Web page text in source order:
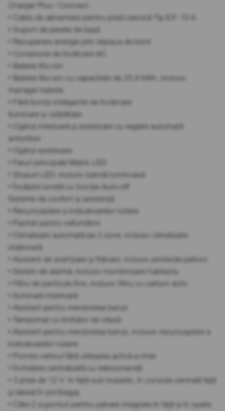
Charger Plus / Connect
• Cablu de alimentare pentru priză casnică Tip E/F, 10 A
• Suport de perete de bază
• Recuperare energie prin rețeaua de bord
• Conexiune de încărcare AC
• Baterie litiu-ion
• Baterie litiu-ion cu capacitate de 25,9 kWh, inclusiv
manager baterie
• Fără funcții inteligente de încărcare
Iluminare și vizibilitate:
• Oglinzi interioară și exterioare cu reglare automată
antiorbire
• Oglinzi exterioare
• Faruri principale Matrix LED
• Stopuri LED, inclusiv bandă luminoasă
• Încălzire lunetă cu funcție Auto-off
Sisteme de confort și asistență:
• Recunoaștere a indicatoarelor rutiere
• Pachet pentru nefumători
• Climatizare automată pe 2 zone, inclusiv climatizare
staționară
• Asistent de avertizare și frânare, inclusiv protecție pietoni
• Sistem de alarmă, inclusiv monitorizare habitaclu
• Filtru de particule fine, inclusiv filtru cu carbon activ
• Iluminare interioară
• Asistent pentru menținerea benzii
• Tempomat cu limitator de viteză
• Asistent pentru menținerea benzii, inclusiv recunoaștere a
indicatoarelor rutiere
• Pornire vehicul fără utilizarea activă a cheii
• Închidere centralizată cu telecomandă
• 3 prize de 12 V: în față sub torpedo, în consola centrală față
și lateral în portbagaj
• Câte 2 suporturi pentru pahare integrate în față și în spate,